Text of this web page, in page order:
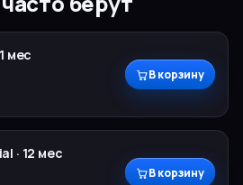
1 мес
В корзину
· 12 мес
В корзину